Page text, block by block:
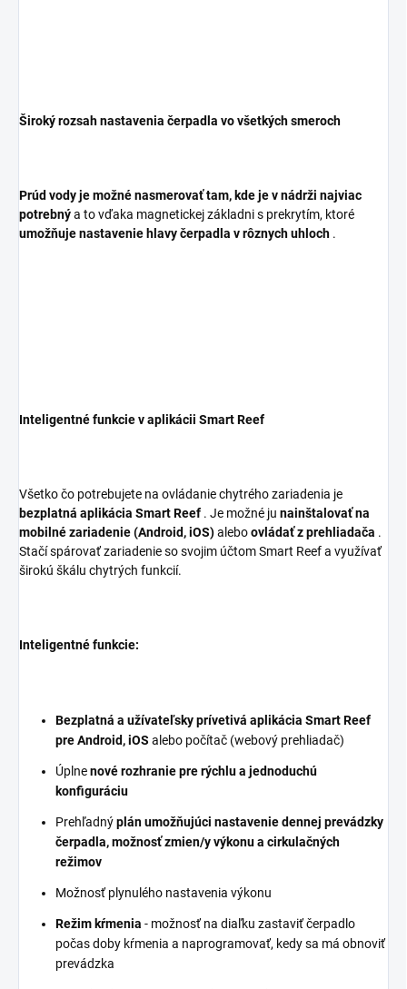
Široký rozsah nastavenia čerpadla vo všetkých smeroch
Prúd vody je možné nasmerovať tam, kde je v nádrži najviac
potrebnýa to vďaka magnetickej základni s prekrytím, ktoré
umožňuje nastavenie hlavy čerpadla v rôznych uhloch .
Inteligentné funkcie v aplikácii Smart Reef
Všetko čo potrebujete na ovládanie chytrého zariadenia je
bezplatná aplikácia Smart Reef . Je možné ju nainštalovať na
mobilné zariadenie (Android, iOS)aleboovládať z prehliadača .
Stačí spárovať zariadenie so svojim účtom Smart Reef a využívať
širokú škálu chytrých funkcií.
Inteligentné funkcie:
Bezplatná a užívateľsky prívetivá aplikácia Smart Reef
pre Android, iOS alebo počítač (webový prehliadač)
Úplnenové rozhranie pre rýchlu a jednoduchú
konfiguráciu
Prehľadnýplán umožňujúci nastavenie dennej prevádzky
čerpadla, možnosť zmien/y výkonu a cirkulačných
režimov
Možnosť plynulého nastavenia výkonu
Režim kŕmenia - možnosť na diaľku zastaviť čerpadlo
počas doby kŕmenia a naprogramovať, kedy sa má obnoviť
prevádzka